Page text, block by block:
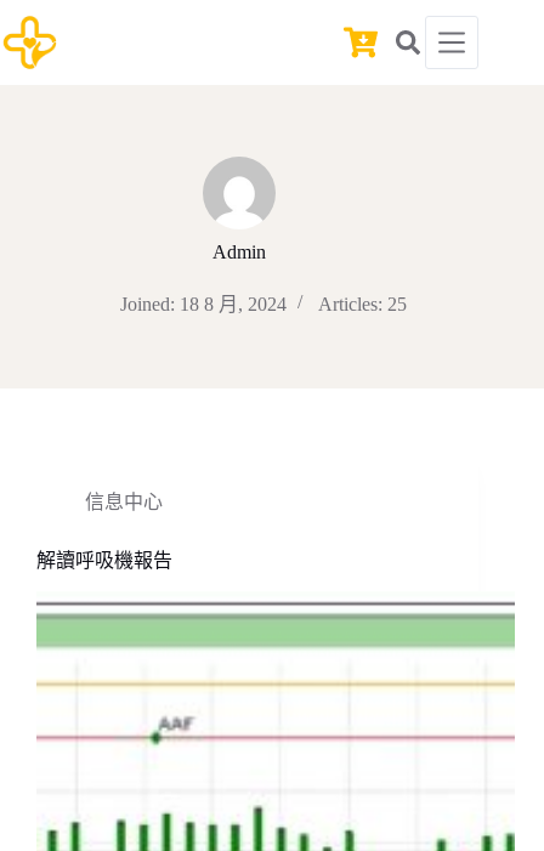
to
content
Shopping
Admin
Joined: 18 8 月, 2024 Articles: 25
信息中心
解讀呼吸機報告